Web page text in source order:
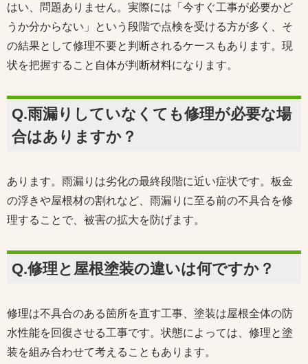
はい、問題ありません。実際には「今すぐ工事が必要かど
うか分からない」という段階で点検を受ける方が多く、そ
の結果として修理不要と判断されるケースもあります。現
状を把握すること自体が判断材料になります。
Q.雨漏りしていなくても修理が必要な場
合はありますか？
あります。雨漏りは劣化の最終段階に近い症状です。板金
の浮きや屋根材の割れなど、雨漏りに至る前の不具合を修
理することで、被害の拡大を防げます。
Q.修理と屋根塗装の違いは何ですか？
修理は不具合のある箇所を直す工事、塗装は屋根全体の防
水性能を回復させる工事です。状態によっては、修理と塗
装を組み合わせて考えることもあります。